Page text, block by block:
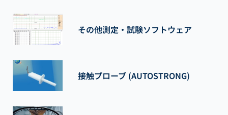
その他測定・試験ソフトウェア
接触プローブ (AUTOSTRONG)